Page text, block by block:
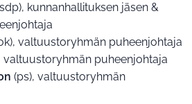
kunnanhallituksen jäsen &
valtuustoryhmän puheenjohtaja
valtuustoryhmän puheenjohtaja
(ps), valtuustoryhmän